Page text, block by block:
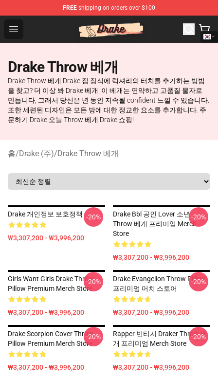
FREE shipping on orders over $100
Open menu
Drake Shop - Official Drake Merchandise Store
Drake Throw 베개
Drake Throw 베개 Drake 집 장식에 럭셔리의 터치를 추가하는 방법
을 찾고? 더 이상 봐 Drake 베개! 이 베개는 연약하고 고품질 물자로
만듭니다, 그래서 당신은 년 동안 지속될 confident 느낄 수 있습니다.
또한 세련된 디자인은 모든 방에 대한 정교한 요소를 추가합니다. 주
문하기 Drake 오늘 Throw 베개 Drake 쇼핑!
홈/Drake (주)/Drake Throw 베개
Drake 개인정보 보호정책
₩3,307,200 - ₩3,996,200
-20%
Drake Bbl 공인 Lover 소년
Throw 베개 프리미엄 Merch
Store
₩3,307,200 - ₩3,996,200
-20%
Girls Want Girls Drake Throw
Pillow Premium Merch Store
₩3,307,200 - ₩3,996,200
-20%
Drake Evangelion Throw Pillow
프리미엄 머치 스토어
₩3,307,200 - ₩3,996,200
-20%
Drake Scorpion Cover Throw
Pillow Premium Merch Store
₩3,307,200 - ₩3,996,200
-20%
Rapper 빈티지 Draker Throw 베
개 프리미엄 Merch Store
₩3,307,200 - ₩3,996,200
-20%